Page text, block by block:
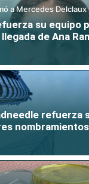
a Mercedes Delclaux
su equipo
de Ana
refuerza
nombramientos